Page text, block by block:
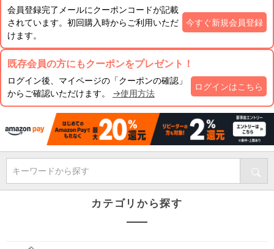
会員登録完了メールにクーポンコードが記載
されています。初回購入時からご利用いただ
けます。
今すぐ新規会員登録
既存会員の方にもクーポンをプレゼント！
ログイン後、マイページの「クーポンの確認」
からご確認いただけます。 →使用方法
ログインはこちら
キーワードから探す
カテゴリから探す